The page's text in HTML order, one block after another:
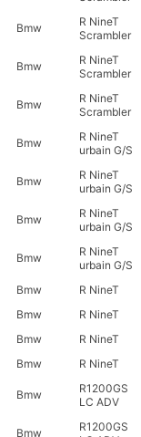
Bmw
R NineT
Scrambler
Bmw
R NineT
Scrambler
Bmw
R NineT
Scrambler
Bmw
R NineT
urbain G/S
Bmw
R NineT
urbain G/S
Bmw
R NineT
urbain G/S
Bmw
R NineT
urbain G/S
Bmw R NineT
Bmw
R NineT
Bmw
R NineT
Bmw
R NineT
Bmw
R1200GS
LC ADV
Bmw
R1200GS